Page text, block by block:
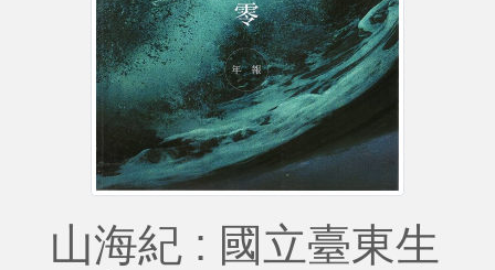
山海紀 : 國立臺東生